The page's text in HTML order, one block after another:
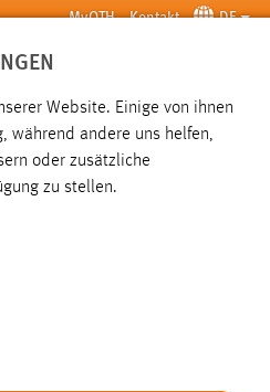
MyOTH Kontakt DE
SUCHE
Website. Einige von ihnen
während andere uns helfen,
oder zusätzliche
zu stellen.